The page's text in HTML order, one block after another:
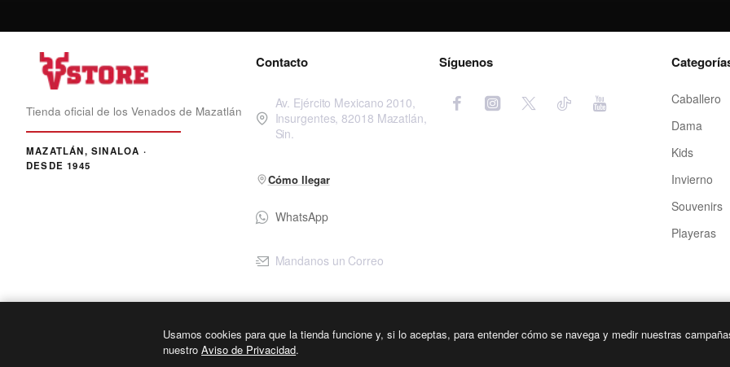
Tienda oficial de los Venados de Mazatlán
Contacto
Av. Ejército Mexicano 2010,
Insurgentes, 82018 Mazatlán,
Sin.
Cómo llegar
WhatsApp
Mandanos un Correo
Síguenos
Caballero
Dama
Kids
Invierno
Souvenirs
Playeras
Copyright © 2025, VENADOS STORE, Todos los derechos Reservados
Usamos cookies para que la tienda funcione y, si lo aceptas, para entender cómo se navega y medir nuestras
nuestroAviso de Privacidad.